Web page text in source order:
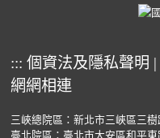
::: 個資法及隱私聲明 |
網網相連
三峽總院區：新北市三峽區三樹